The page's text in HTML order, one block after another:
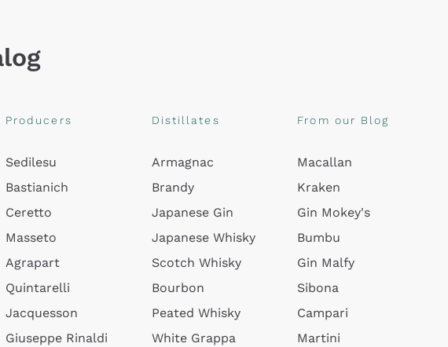
Producers
Sedilesu
Bastianich
Ceretto
Masseto
Agrapart
Quintarelli
Jacquesson
Giuseppe Rinaldi
Distillates
Armagnac
Brandy
Japanese Gin
Japanese Whisky
Scotch Whisky
Bourbon
Peated Whisky
White Grappa
From our Blog
Macallan
Kraken
Gin Mokey's
Bumbu
Gin Malfy
Sibona
Campari
Martini